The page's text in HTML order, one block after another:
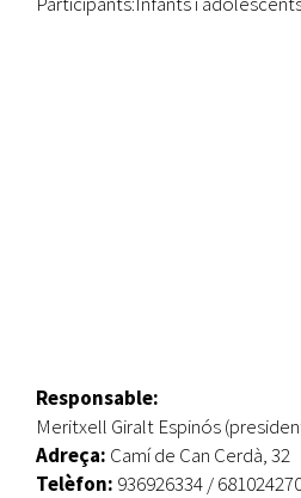
Responsable:
Meritxell Giralt Espinós
Adreça: Camí de Can Cerdà, 32
Telèfon: 936926334 /